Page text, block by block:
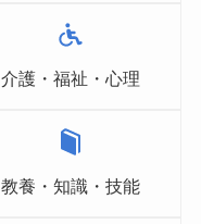
介護・福祉・心理
教養・知識・技能